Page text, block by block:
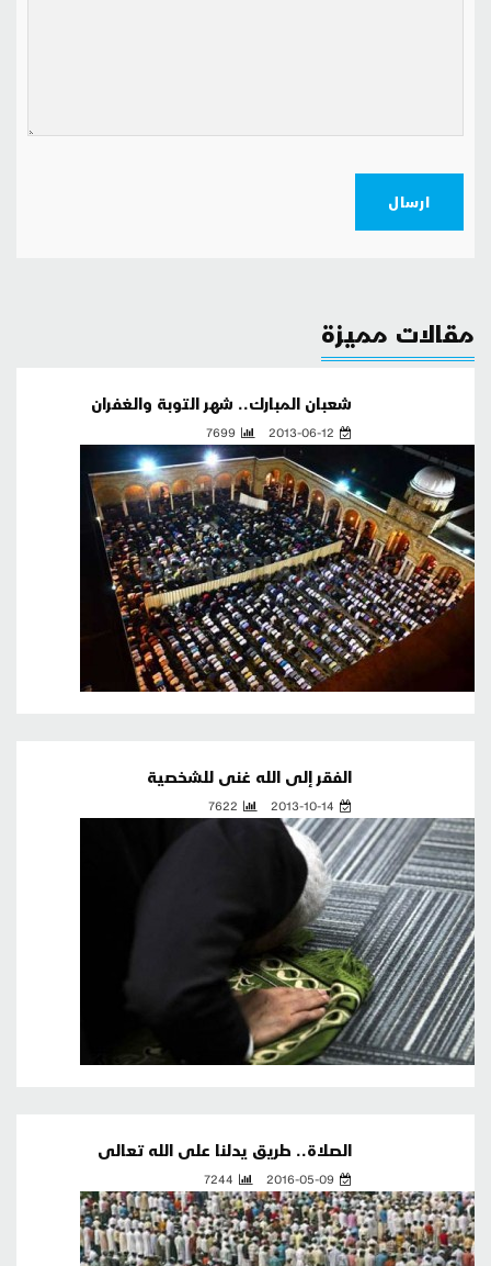
ارسال
مقالات مميزة
شعبان المبارك.. شهر التوبة والغفران
2013-06-12
7699
الفقر إلى الله غنى للشخصية
2013-10-14
7622
الصلاة.. طريق يدلنا على الله تعالى
2016-05-09
7244